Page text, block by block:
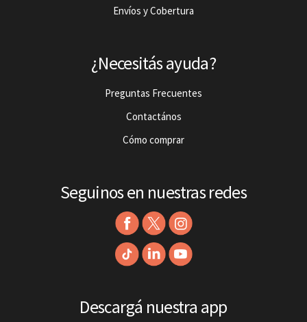
Envíos y Cobertura
¿Necesitás ayuda?
Preguntas Frecuentes
Contactános
Cómo comprar
Seguinos en nuestras redes
Descargá nuestra app